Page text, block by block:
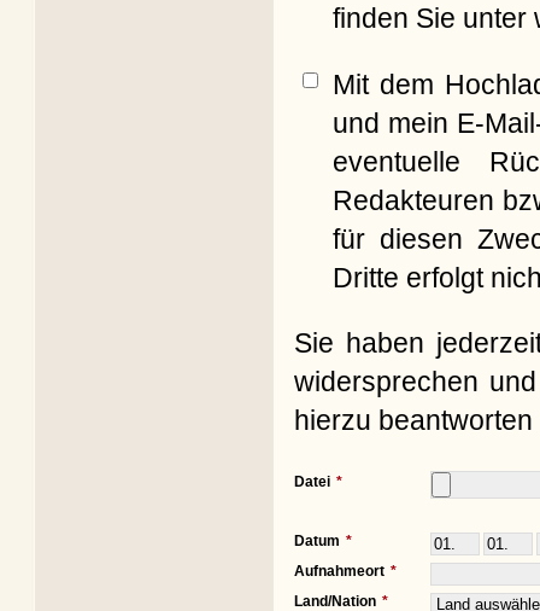
finden Sie unter
Mit dem
und mein E-
eventuelle
Redakteuren
für diesen
Dritte erfolgt
Sie haben
widersprechen
hierzu
Datei
Datum
Aufnahmeort
Land/Nation